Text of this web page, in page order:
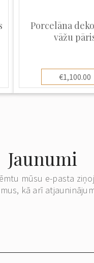
Porcelāna
vāžu
€1,100.00
Jaunumi
mūsu e-pasta
kā arī